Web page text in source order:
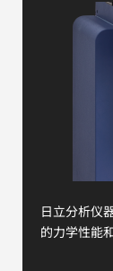
日立分析仪
的力学性能